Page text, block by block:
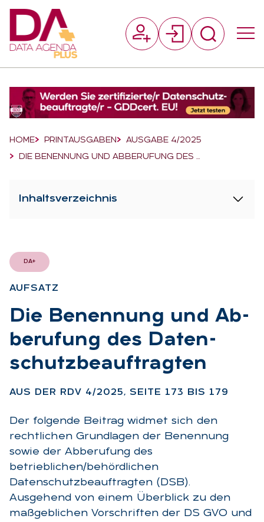
Breadcrumb-Navigation
HOME PRINTAUSGABEN
AUSGABE 4/2025
DIE BENENNUNG UND ABBERUFUNG DES …
Inhaltsverzeichnis
DA+
AUF­SATZ
:Die Be­nen­nung und Ab­
be­ru­fung des Da­ten­
schutz­be­auf­trag­ten
AUS DER RDV 4/2025, SEI­TE 173 BIS 179
Der folgende Beitrag widmet sich den
rechtlichen Grundlagen der Benennung
sowie der Abberufung des
betrieblichen/behördlichen
Datenschutzbeauftragten (DSB).
Ausgehend von einem Überblick zu den
maßgeblichen Vorschriften der DS GVO und